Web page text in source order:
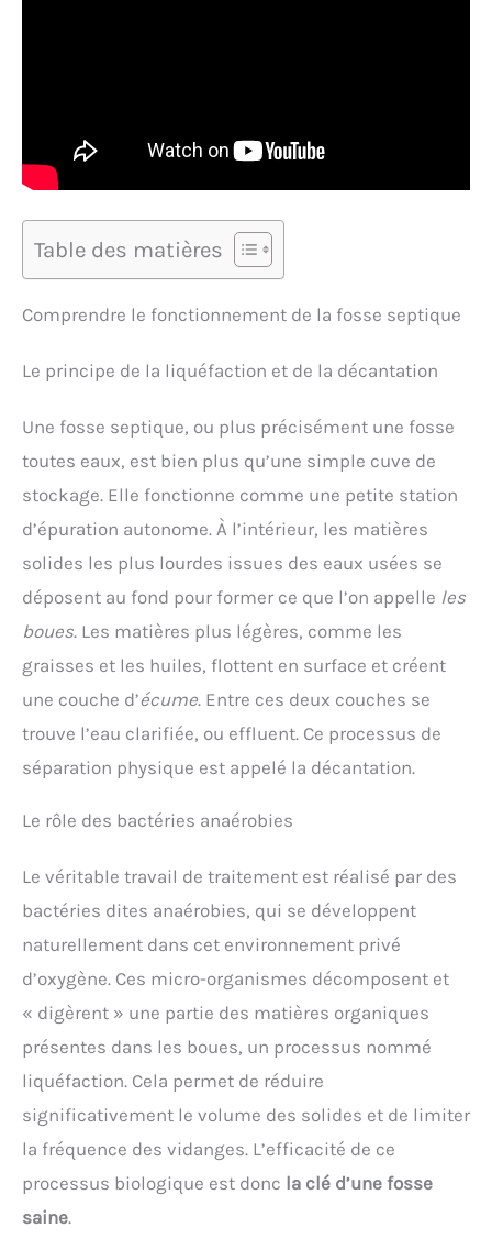
Table des matières
Comprendre le fonctionnement de la fosse septique
Le principe de la liquéfaction et de la décantation
Une fosse septique, ou plus précisément une fosse
toutes eaux, est bien plus qu’une simple cuve de
stockage. Elle fonctionne comme une petite station
d’épuration autonome. À l’intérieur, les matières
solides les plus lourdes issues des eaux usées se
déposent au fond pour former ce que l’on appelle les
boues. Les matières plus légères, comme les
graisses et les huiles, flottent en surface et créent
une couche d’écume. Entre ces deux couches se
trouve l’eau clarifiée, ou effluent. Ce processus de
séparation physique est appelé la décantation.
Le rôle des bactéries anaérobies
Le véritable travail de traitement est réalisé par des
bactéries dites anaérobies, qui se développent
naturellement dans cet environnement privé
d’oxygène. Ces micro-organismes décomposent et
« digèrent » une partie des matières organiques
présentes dans les boues, un processus nommé
liquéfaction. Cela permet de réduire
significativement le volume des solides et de limiter
la fréquence des vidanges. L’efficacité de ce
processus biologique est donc la clé d’une fosse
saine.